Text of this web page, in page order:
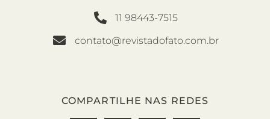
11 98443-7515
contato@revistadofato.com.br
COMPARTILHE NAS REDES